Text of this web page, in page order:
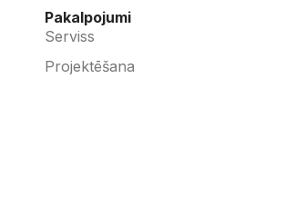
Pakalpojumi
Serviss
Projektēšana